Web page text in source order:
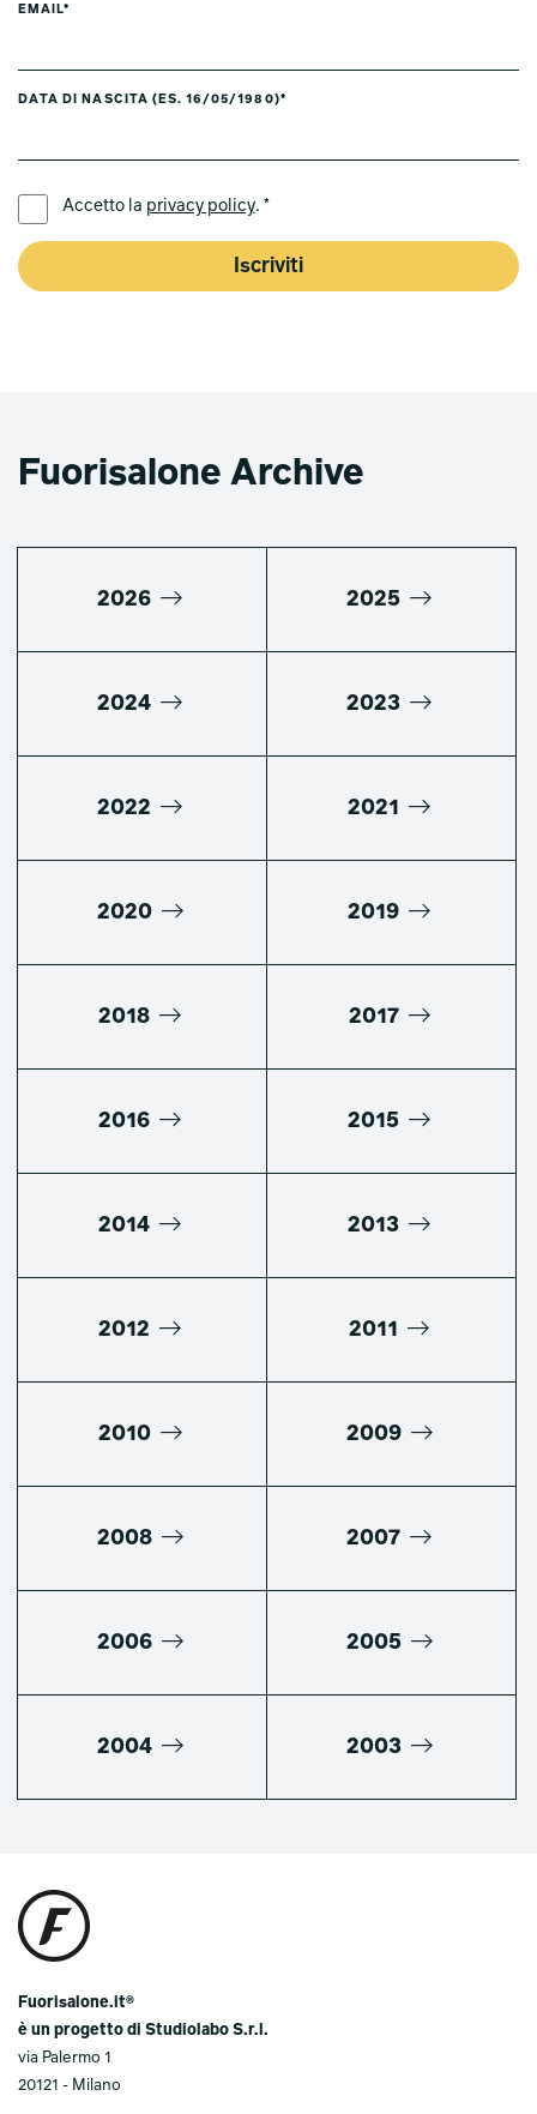
EMAIL*
DATA DI NASCITA (ES. 16/05/1980)*
Accetto la privacy policy. *
Iscriviti
Fuorisalone Archive
2026 2025
2024 2023
2022 2021
2020 2019
2018 2017
2016 2015
2014 2013
2012 2011
2010 2009
2008 2007
2006 2005
2004 2003
Fuorisalone.it®
è un progetto di Studiolabo S.r.l.
via Palermo 1
20121 - Milano